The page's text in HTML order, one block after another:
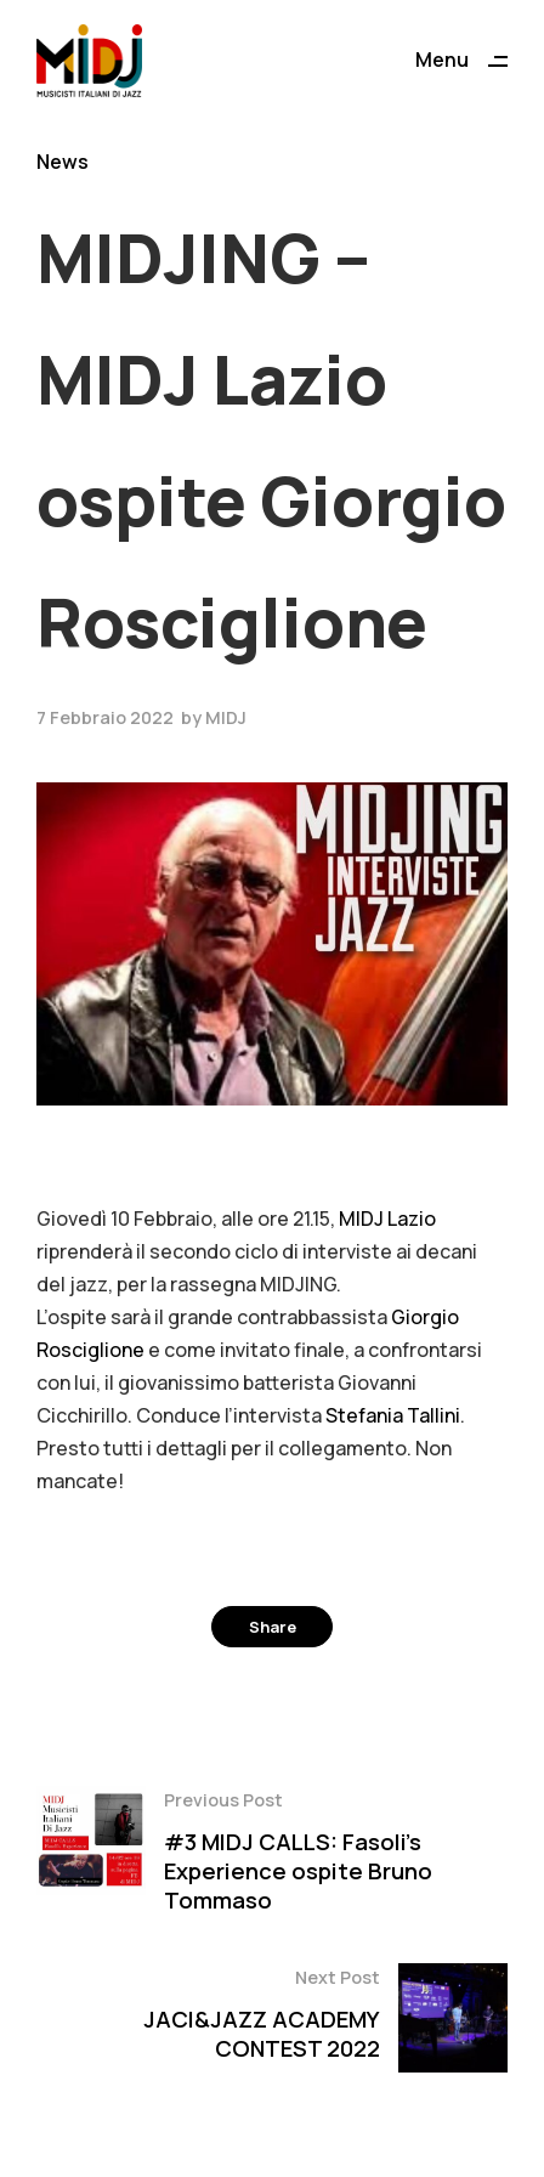
Menu
News
MIDJING –
MIDJ Lazio
ospite Giorgio
Rosciglione
7 Febbraio 2022 by MIDJ
Giovedì 10 Febbraio, alle ore 21.15, MIDJ Lazio
riprenderà il secondo ciclo di interviste ai decani
del jazz, per la rassegna MIDJING.
L’ospite sarà il grande contrabbassistaGiorgio
Rosciglione e come invitato finale, a confrontarsi
con lui, il giovanissimo batterista Giovanni
Cicchirillo. Conduce l’intervistaStefania Tallini.
Presto tutti i dettagli per il collegamento. Non
mancate!
Share
Previous Post
#3 MIDJ CALLS: Fasoli’s
Experience ospite Bruno
Tommaso
Next Post
JACI&JAZZ ACADEMY
CONTEST 2022